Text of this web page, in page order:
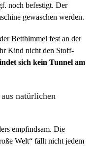
noch befestigt. Der
gewaschen werden.
Betthimmel fest an der
Kind nicht den Stoff-
sich kein Tunnel am
natürlichen
empfindsam. Die
Welt“ fällt nicht jedem